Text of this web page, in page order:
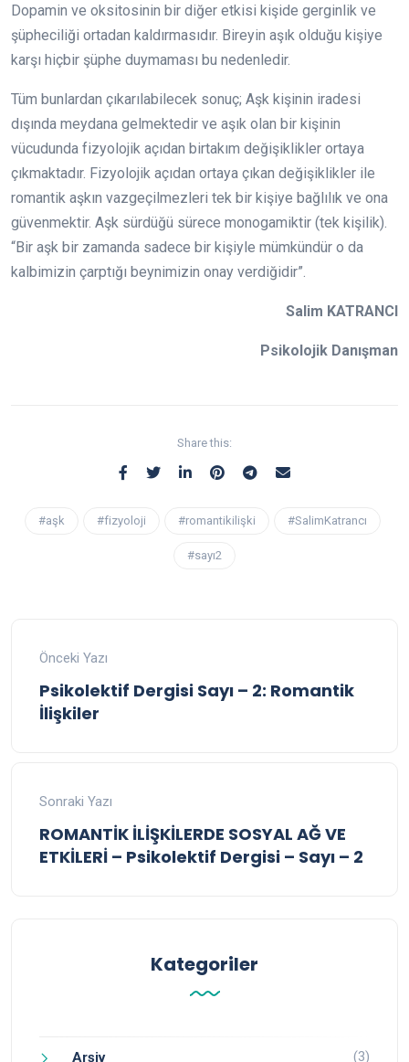
Dopamin ve oksitosinin bir diğer etkisi kişide gerginlik ve
şüpheciliği ortadan kaldırmasıdır. Bireyin aşık olduğu kişiye
karşı hiçbir şüphe duymaması bu nedenledir.
Tüm bunlardan çıkarılabilecek sonuç; Aşk kişinin iradesi
dışında meydana gelmektedir ve aşık olan bir kişinin
vücudunda fizyolojik açıdan birtakım değişiklikler ortaya
çıkmaktadır. Fizyolojik açıdan ortaya çıkan değişiklikler ile
romantik aşkın vazgeçilmezleri tek bir kişiye bağlılık ve ona
güvenmektir. Aşk sürdüğü sürece monogamiktir (tek kişilik).
“Bir aşk bir zamanda sadece bir kişiyle mümkündür o da
kalbimizin çarptığı beynimizin onay verdiğidir”.
Salim KATRANCI
Psikolojik Danışman
Share this:
#aşk #fizyoloji #romantikilişki #SalimKatrancı
#sayı2
Önceki Yazı
Psikolektif Dergisi Sayı – 2: Romantik
İlişkiler
Sonraki Yazı
ROMANTİK İLİŞKİLERDE SOSYAL AĞ VE
ETKİLERİ – Psikolektif Dergisi – Sayı – 2
Kategoriler
Arşiv (3)